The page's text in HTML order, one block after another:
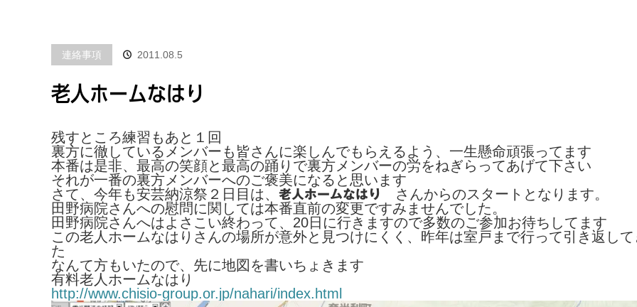
連絡事項 2011.08.5
老人ホームなはり
残すところ練習もあと１回
裏方に徹しているメンバーも皆さんに楽しんでもらえるよう、一生懸命頑張ってます
本番は是非、最高の笑顔と最高の踊りで裏方メンバーの労をねぎらってあげて下さい
それが一番の裏方メンバーへのご褒美になると思います
さて、今年も安芸納涼祭２日目は、
老人ホームなはり
さんからのスタートとなります。
田野病院さんへの慰問に関しては本番直前の変更ですみませんでした。
田野病院さんへはよさこい終わって、20日に行きますので多数のご参加お待ちしてます
この老人ホームなはりさんの場所が意外と見つけにくく、昨年は室戸まで行って引き返して
た
なんて方もいたので、先に地図を書いちょきます
有料老人ホームなはり
http://www.chisio-group.or.jp/nahari/index.html